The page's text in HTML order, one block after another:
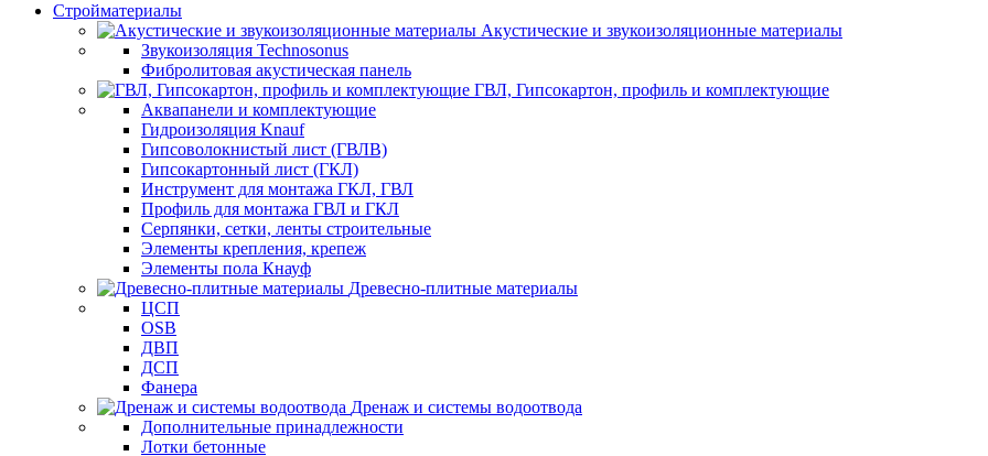
Стройматериалы
Акустические и звукоизоляционные материалы
Звукоизоляция Technosonus
Фибролитовая акустическая панель
ГВЛ, Гипсокартон, профиль и комплектующие
Аквапанели и комплектующие
Гидроизоляция Knauf
Гипсоволокнистый лист (ГВЛВ)
Гипсокартонный лист (ГКЛ)
Инструмент для монтажа ГКЛ, ГВЛ
Профиль для монтажа ГВЛ и ГКЛ
Серпянки, сетки, ленты строительные
Элементы крепления, крепеж
Элементы пола Кнауф
Древесно-плитные материалы
ЦСП
OSB
ДВП
ДСП
Фанера
Дренаж и системы водоотвода
Дополнительные принадлежности
Лотки бетонные